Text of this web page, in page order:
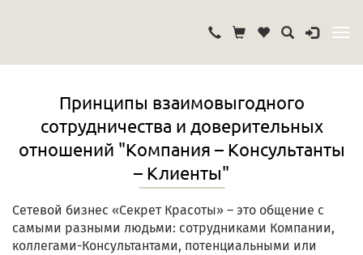
Принципы взаимовыгодного
сотрудничества и доверительных
отношений "Компания – Консультанты
– Клиенты"
Сетевой бизнес «Секрет Красоты» – это общение с
самыми разными людьми: сотрудниками Компании,
коллегами-Консультантами, потенциальными или